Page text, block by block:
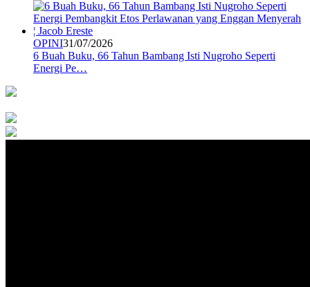
OPINI31/07/2026
6 Buah Buku, 66 Tahun Bambang Isti Nugroho Seperti
Energi Pe…